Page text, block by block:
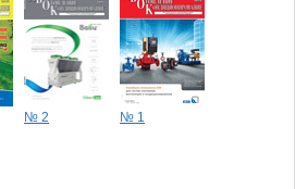
№ 2 № 1